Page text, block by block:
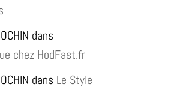
dans
chez HodFast.fr
dans Le Style